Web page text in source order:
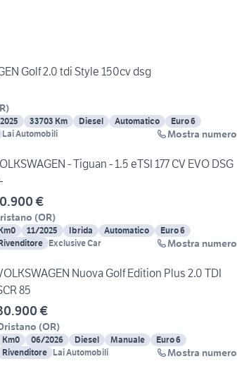
Golf 2.0 tdi Style 150cv dsg
)
33703 Km Diesel Automatico
Euro 6
Lai Automobili Mostra numero
- Tiguan - 1.5 eTSI 177 CV EVO DSG
€
(OR)
11/2025 Ibrida Automatico
Euro 6
Exclusive Car Mostra numero
Nuova Golf Edition Plus 2.0 TDI
85
€
(OR)
Km0 06/2026 Diesel Manuale
Euro 6
Rivenditore Lai Automobili Mostra numero